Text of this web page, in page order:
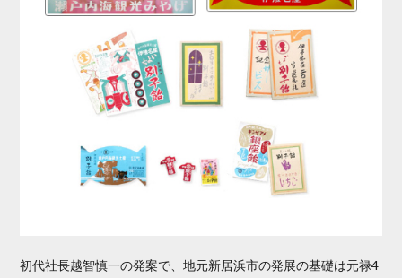
初代社長越智慎一の発案で、地元新居浜市の発展の基礎は元禄4